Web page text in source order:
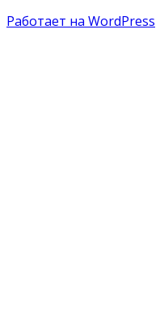
Работает на WordPress